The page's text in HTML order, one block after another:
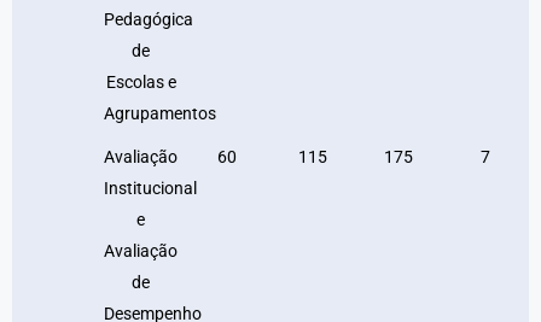
Pedagógica
de
Escolas e
Agrupamentos
Avaliação
Institucional
e
Avaliação
de
Desempenho
60 115 175 7